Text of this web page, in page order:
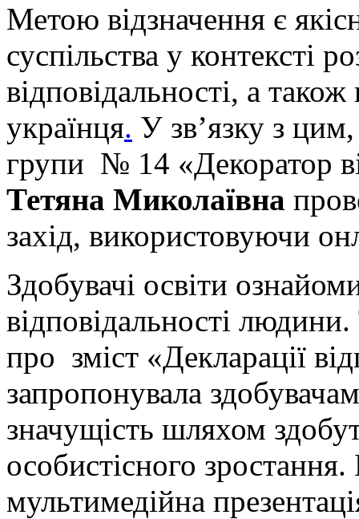
Метою відзначення є
суспільства у контексті
відповідальності, а
українця. У зв’язку з
групи № 14 «Декоратор
Тетяна Миколаївна
захід, використовуючи
Здобувачі освіти
відповідальності
про зміст «Декларації
запропонувала
значущість шляхом
особистісного
мультимедійна